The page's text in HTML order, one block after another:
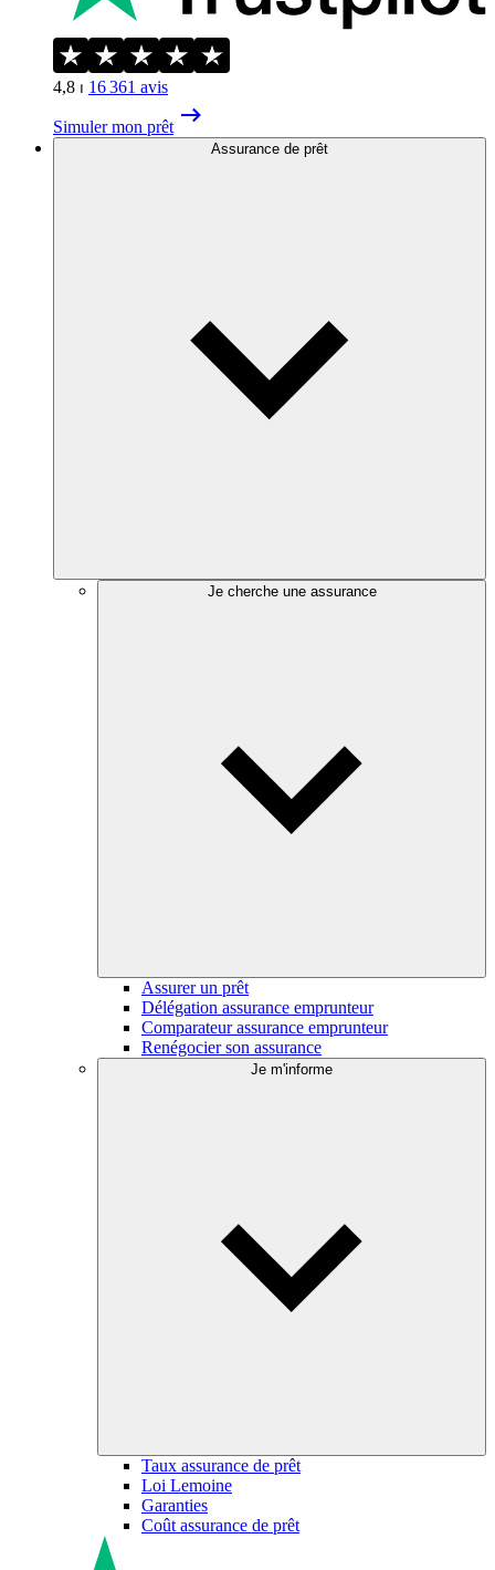
4,8 ⏐ 16 361 avis
Simuler mon prêt
Assurance de prêt
Je cherche une assurance
Assurer un prêt
Délégation assurance emprunteur
Comparateur assurance emprunteur
Renégocier son assurance
Je m'informe
Taux assurance de prêt
Loi Lemoine
Garanties
Coût assurance de prêt